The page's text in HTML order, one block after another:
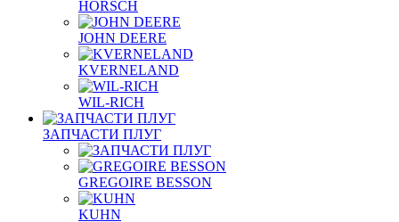
HORSCH
JOHN DEERE
KVERNELAND
WIL-RICH
ЗАПЧАСТИ ПЛУГ
GREGOIRE BESSON
KUHN